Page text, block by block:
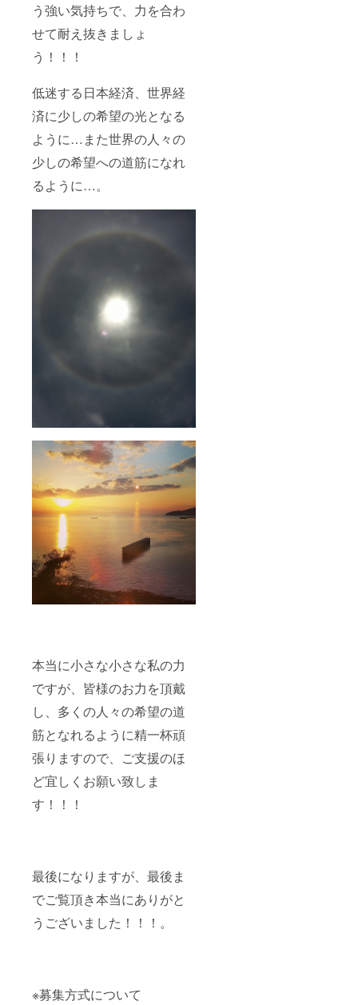
う強い気持ちで、力を合わ
せて耐え抜きましょ
う！！！
低迷する日本経済、世界経
済に少しの希望の光となる
ように…また世界の人々の
少しの希望への道筋になれ
るように…。
本当に小さな小さな私の力
ですが、皆様のお力を頂戴
し、多くの人々の希望の道
筋となれるように精一杯頑
張りますので、ご支援のほ
ど宜しくお願い致しま
す！！！
最後になりますが、最後ま
でご覧頂き本当にありがと
うございました！！！。
※募集方式について